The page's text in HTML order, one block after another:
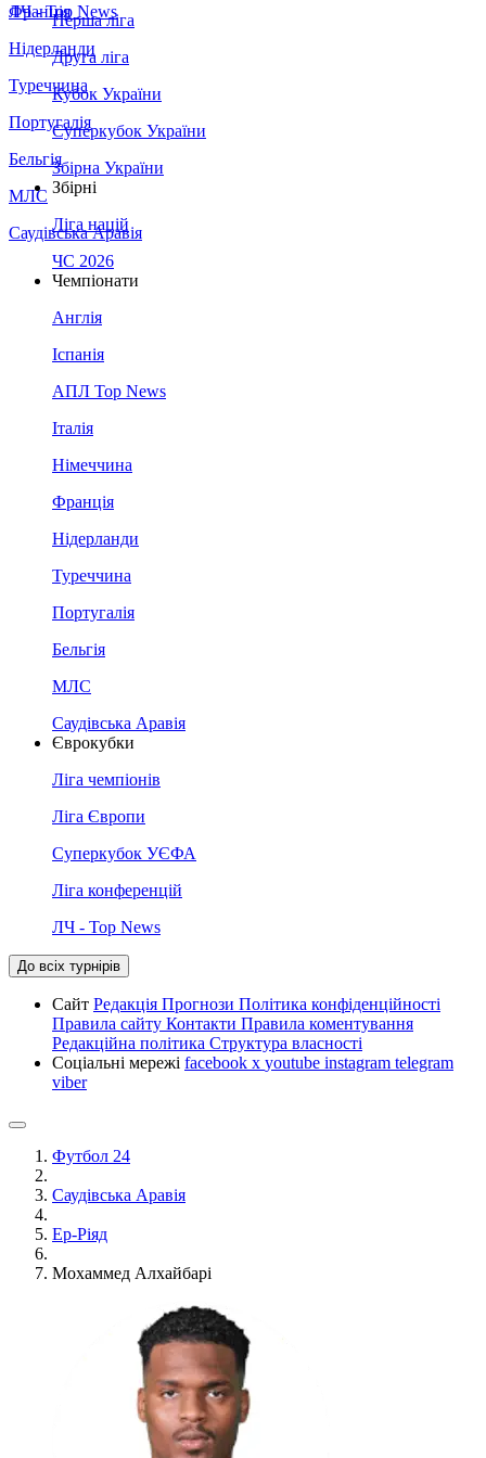
Франція
Нідерланди
Туреччина
Португалія
Бельгія
МЛС
Саудівська Аравія
ЛЧ - Top News
Перша ліга
Друга ліга
Кубок України
Суперкубок України
Збірна України
Збірні
Ліга націй
ЧС 2026
Чемпіонати
Англія
Іспанія
АПЛ Top News
Італія
Німеччина
Франція
Нідерланди
Туреччина
Португалія
Бельгія
МЛС
Саудівська Аравія
Єврокубки
Ліга чемпіонів
Ліга Європи
Суперкубок УЄФА
Ліга конференцій
ЛЧ - Top News
До всіх турнірів
Сайт Редакція Прогнози Політика конфіденційності
Правила сайту Контакти Правила коментування
Редакційна політика Структура власності
Соціальні мережі facebook x youtube instagram telegram
viber
Футбол 24
Саудівська Аравія
Ер-Ріяд
Мохаммед Алхайбарі